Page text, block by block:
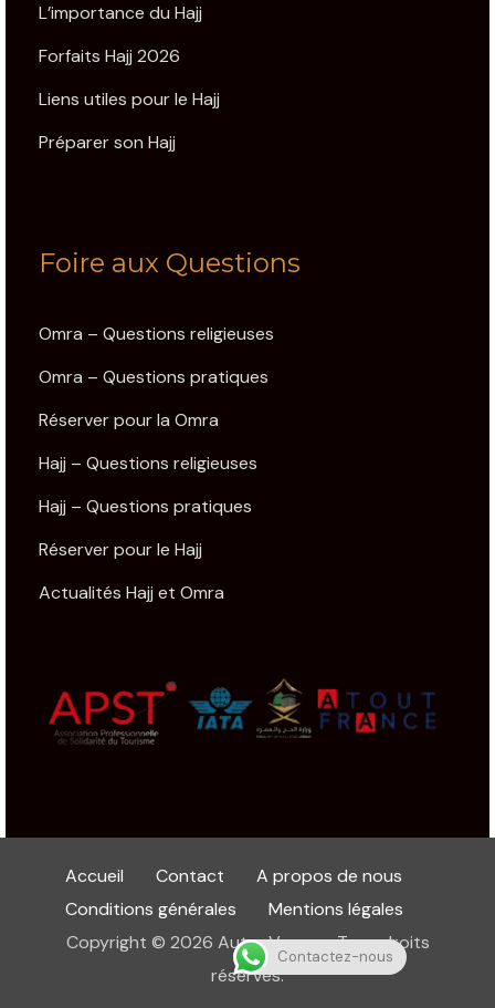
L’importance du Hajj
Forfaits Hajj 2026
Liens utiles pour le Hajj
Préparer son Hajj
Foire aux Questions
Omra – Questions religieuses
Omra – Questions pratiques
Réserver pour la Omra
Hajj – Questions religieuses
Hajj – Questions pratiques
Réserver pour le Hajj
Actualités Hajj et Omra
Accueil Contact
A propos de nous
Conditions générales
Mentions légales
Copyright © 2026 Autre Voyage. Tous droits
réservés.
Contactez-nous